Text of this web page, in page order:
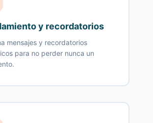
y recordatorios
mensajes y recordatorios
para no perder nunca un